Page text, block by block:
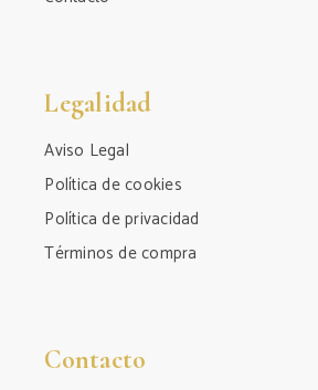
Legalidad
Aviso Legal
Política de cookies
Política de privacidad
Términos de compra
Contacto